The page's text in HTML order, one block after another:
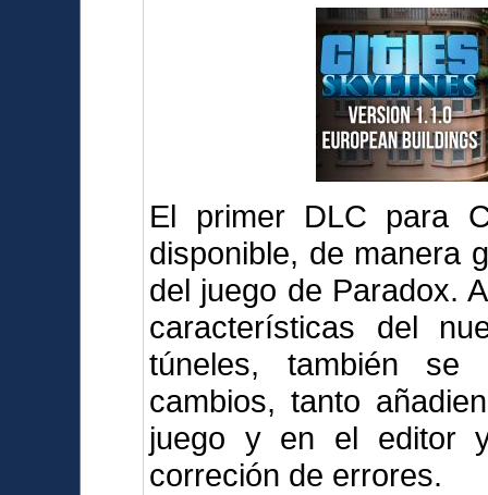
El primer DLC para
disponible, de manera
del juego de Paradox.
características del
túneles, también
cambios, tanto
juego y en el editor
correción de errores.